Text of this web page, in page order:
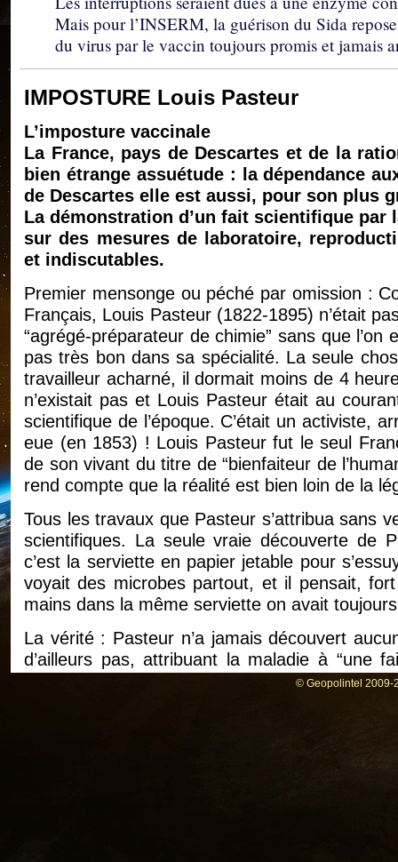
Mais pour l’INSERM, la guérison du Sida
du virus par le vaccin toujours promis et jamais
IMPOSTURE Louis Pasteur
L’imposture vaccinale
La France, pays de Descartes et de la
bien étrange assuétude : la dépendance
de Descartes elle est aussi, pour son plus
La démonstration d’un fait scientifique par
sur des mesures de laboratoire,
et indiscutables.
Premier mensonge ou péché par omission :
Français, Louis Pasteur (1822-1895) n’était
“agrégé-préparateur de chimie” sans que
pas très bon dans sa spécialité. La seule
travailleur acharné, il dormait moins de 4
n’existait pas et Louis Pasteur était au
scientifique de l’époque. C’était un activiste,
eue (en 1853) ! Louis Pasteur fut le seul
de son vivant du titre de “bienfaiteur de
rend compte que la réalité est bien loin de la
Tous les travaux que Pasteur s’attribua sans
scientifiques. La seule vraie découverte de
c’est la serviette en papier jetable pour
voyait des microbes partout, et il pensait,
mains dans la même serviette on avait
La vérité : Pasteur n’a jamais découvert
d’ailleurs pas, attribuant la maladie à “une
incombe à un vrai biologiste : Antoine© Geopolintel 2009-